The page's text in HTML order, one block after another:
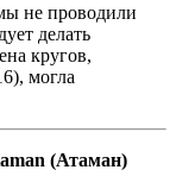
не проводили
делать
кругов,
могла
(Атаман)